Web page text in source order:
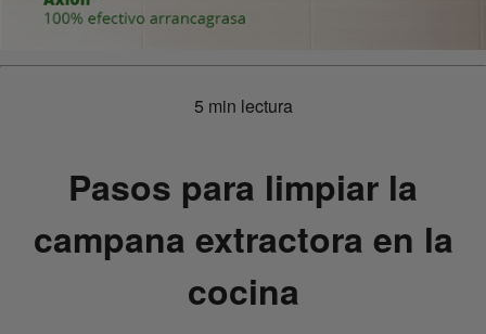
5 min lectura
Pasos para limpiar la
campana extractora en la
cocina